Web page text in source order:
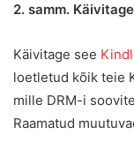
2. samm.
Käivitage see
loetletud kõik teie
mille DRM-i
Raamatud